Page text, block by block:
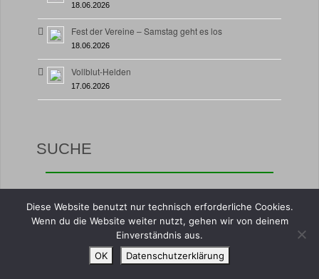
18.06.2026
Fest der Vereine – Samstag geht es los
18.06.2026
Vollblut-Helden
17.06.2026
SUCHE
nach:
Diese Website benutzt nur technisch erforderliche Cookies.
Wenn du die Website weiter nutzt, gehen wir von deinem
Einverständnis aus.
OK
Datenschutzerklärung